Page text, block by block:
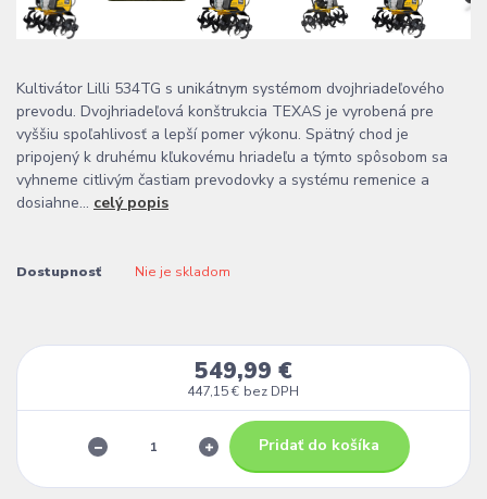
Kultivátor Lilli 534TG s unikátnym systémom dvojhriadeľového
prevodu. Dvojhriadeľová konštrukcia TEXAS je vyrobená pre
vyššiu spoľahlivosť a lepší pomer výkonu. Spätný chod je
pripojený k druhému kľukovému hriadeľu a týmto spôsobom sa
vyhneme citlivým častiam prevodovky a systému remenice a
dosiahne... celý popis
Dostupnosť Nie je skladom
549,99 €
447,15 € bez DPH
Pridať do košíka